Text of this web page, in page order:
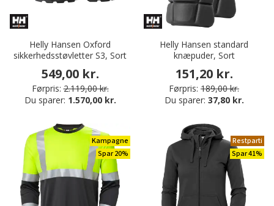
Helly Hansen Oxford
sikkerhedsstøvletter S3, Sort
549,00 kr.
Førpris: 2.119,00 kr.
Du sparer: 1.570,00 kr.
Helly Hansen standard
knæpuder, Sort
151,20 kr.
Førpris: 189,00 kr.
Du sparer: 37,80 kr.
Kampagne
Spar 20%
Restparti
Spar 41%